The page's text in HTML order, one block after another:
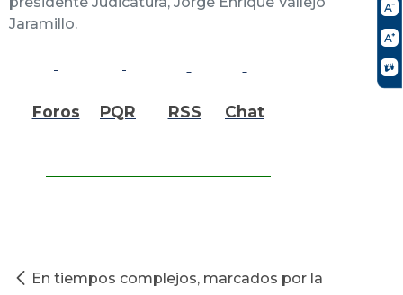
Jaramillo.
Foros PQR RSS Chat
En tiempos complejos, marcados por la